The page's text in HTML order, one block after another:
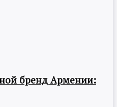
бренд Армении: